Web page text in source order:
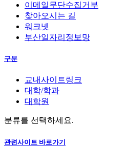
이메일무단수집거부
찾아오시는 길
워크넷
부산일자리정보망
구분
교내사이트링크
대학/학과
대학원
분류를 선택하세요.
관련사이트 바로가기